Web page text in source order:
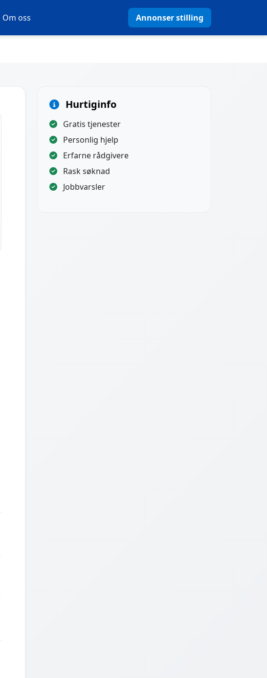
Om oss Annonser stilling
Hurtiginfo
Gratis tjenester
Personlig hjelp
Erfarne rådgivere
Rask søknad
Jobbvarsler